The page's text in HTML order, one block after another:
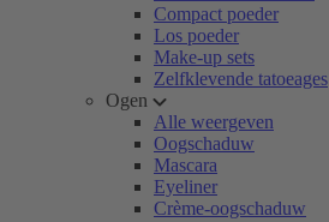
Compact poeder
Los poeder
Make-up sets
Zelfklevende tatoeages
Ogen
Alle weergeven
Oogschaduw
Mascara
Eyeliner
Crème-oogschaduw